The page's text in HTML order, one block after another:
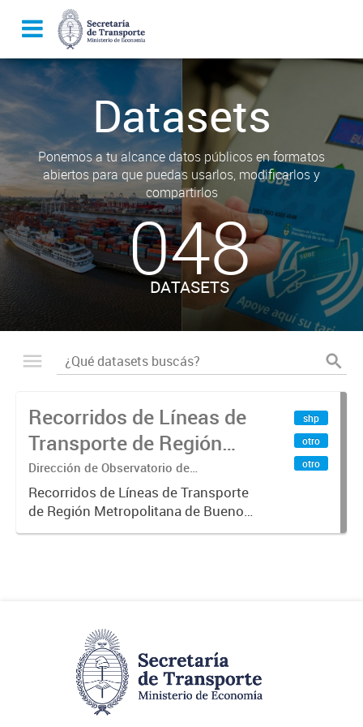
Datasets
Ponemos a tu alcance datos públicos en formatos
abiertos para que puedas usarlos, modificarlos y
compartirlos
048
DATASETS
Recorridos de Líneas de
Transporte de Región
Metropolitana de
Buenos Aires (RMBA)
Dirección de Observatorio de
Transporte, Estudio y Sistemas
Recorridos de Líneas de Transporte
de Región Metropolitana de Buenos
Aires (RMBA).-
shp
otro
otro